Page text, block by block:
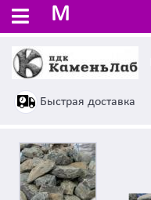
M
Быстрая доставка